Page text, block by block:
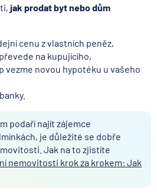
jak prodat byt nebo dům
cenu z vlastních peněz,
převede na kupujícího,
vezme novou hypotéku u vašeho
podaří najít zájemce
je důležité se dobře
Jak na to zjistíte
nemovitosti krok za krokem: Jak